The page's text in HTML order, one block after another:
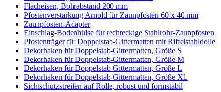
Flacheisen, Bohrabstand 200 mm
Pfostenverstärkung Arnold für Zaunpfosten 60 x 40 mm
Zaunpfosten-Adapter
Einschlag-Bodenhülse für rechteckige Stahlrohr-Zaunpfosten
Pfostenträger für Doppelstab-Gittermatten mit Riffelstahldolle
Dekorhaken für Doppelstab-Gittermatten, Größe S
Dekorhaken für Doppelstab-Gittermatten, Größe M
Dekorhaken für Doppelstab-Gittermatten, Größe L
Dekorhaken für Doppelstab-Gittermatten, Größe XL
Sichtschutzstreifen auf Rolle, robust und formstabil